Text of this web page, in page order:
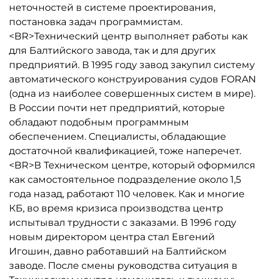
неточностей в системе проектирования,
постановка задач программистам.
<BR>Технический центр выполняет работы как
для Балтийского завода, так и для других
предприятий. В 1995 году завод закупил систему
автоматического конструирования судов FORAN
(одна из наиболее совершенных систем в мире).
В России почти нет предприятий, которые
обладают подобным программным
обеспечением. Специалисты, обладающие
достаточной квалификацией, тоже наперечет.
<BR>В Техническом центре, который оформился
как самостоятельное подразделение около 1,5
года назад, работают 110 человек. Как и многие
КБ, во время кризиса производства центр
испытывал трудности с заказами. В 1996 году
новым директором центра стал Евгений
Игошин, давно работавший на Балтийском
заводе. После смены руководства ситуация в